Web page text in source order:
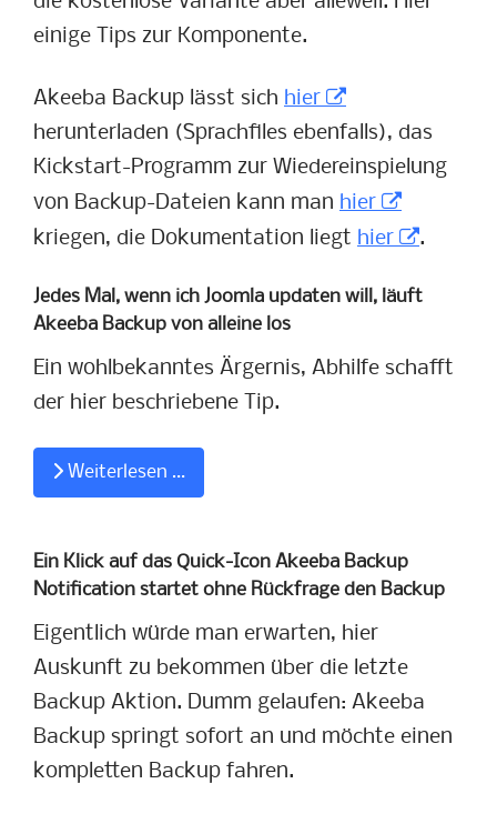
einige Tips zur Komponente.
Akeeba Backup lässt sich hier
herunterladen (Sprachfiles ebenfalls), das
Kickstart-Programm zur Wiedereinspielung
von Backup-Dateien kann man hier
kriegen, die Dokumentation liegt hier .
Jedes Mal, wenn ich Joomla updaten will, läuft
Akeeba Backup von alleine los
Ein wohlbekanntes Ärgernis, Abhilfe schafft
der hier beschriebene Tip.
Weiterlesen …
Ein Klick auf das Quick-Icon Akeeba Backup
Notification startet ohne Rückfrage den Backup
Eigentlich würde man erwarten, hier
Auskunft zu bekommen über die letzte
Backup Aktion. Dumm gelaufen: Akeeba
Backup springt sofort an und möchte einen
kompletten Backup fahren.